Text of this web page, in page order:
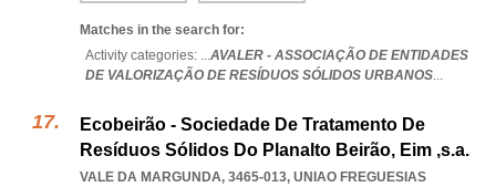
Matches in the search for:
Activity categories: ...AVALER - ASSOCIAÇÃO DE ENTIDADES
DE VALORIZAÇÃO DE RESÍDUOS SÓLIDOS URBANOS...
Ecobeirão - Sociedade De Tratamento De
Resíduos Sólidos Do Planalto Beirão, Eim ,s.a.
VALE DA MARGUNDA, 3465-013, UNIAO FREGUESIAS